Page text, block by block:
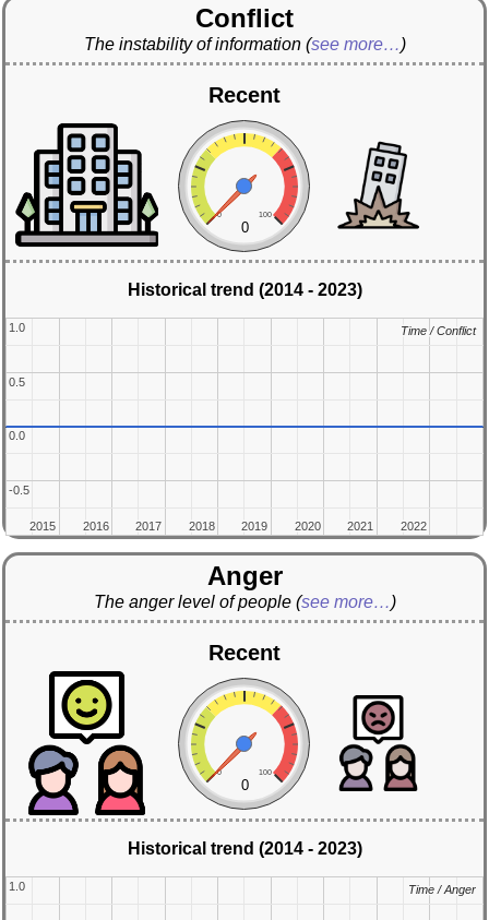
Conflict
The instability of information (see more…)
Recent
0 100
0
Historical trend (2014 - 2023)
2015
2015 2016
2016 2017
2017 2018
2018 2019
2019 2020
2020 2021
2021 2022
2022
-0.5
-0.5
0.0
0.0
0.5
0.5
1.0
1.0 Time / Conflict
Time / Conflict
Anger
The anger level of people (see more…)
Recent
0 100
0
Historical trend (2014 - 2023)
1.0
1.0 Time / Anger
Time / Anger